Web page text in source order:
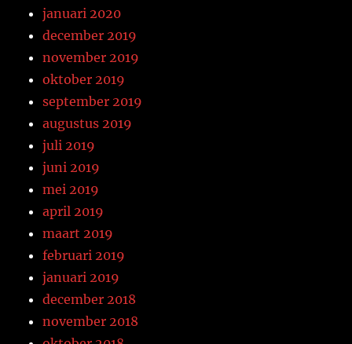
januari 2020
december 2019
november 2019
oktober 2019
september 2019
augustus 2019
juli 2019
juni 2019
mei 2019
april 2019
maart 2019
februari 2019
januari 2019
december 2018
november 2018